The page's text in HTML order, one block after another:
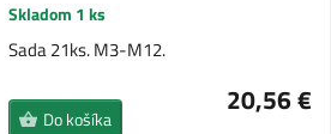
Skladom 1 ks
Sada 21ks. M3-M12.
20,56 €
Do košíka